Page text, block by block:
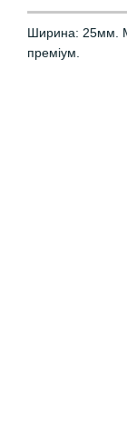
Ширина: 25мм.
преміум.